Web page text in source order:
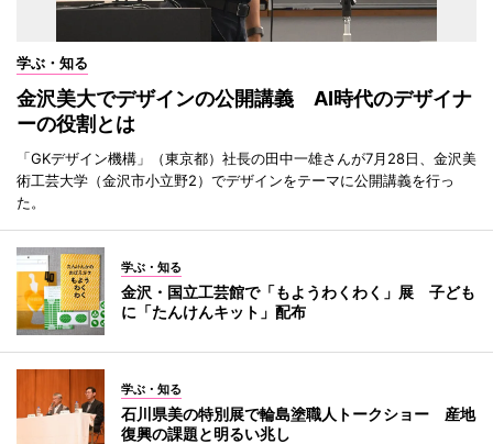
学ぶ・知る
金沢美大でデザインの公開講義 AI時代のデザイナ
ーの役割とは
「GKデザイン機構」（東京都）社長の田中一雄さんが7月28日、金沢美
術工芸大学（金沢市小立野2）でデザインをテーマに公開講義を行っ
た。
学ぶ・知る
金沢・国立工芸館で「もようわくわく」展 子ども
に「たんけんキット」配布
学ぶ・知る
石川県美の特別展で輪島塗職人トークショー 産地
復興の課題と明るい兆し